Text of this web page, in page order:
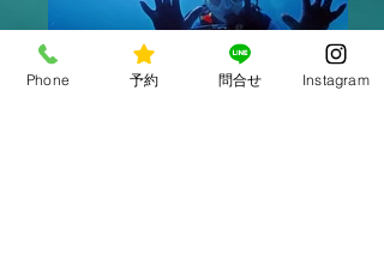
Phone 予約 問合せ Instagram